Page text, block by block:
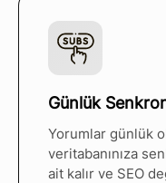
Günlük
Yorumlar günlük
veritabanınıza
ait kalır ve SEO